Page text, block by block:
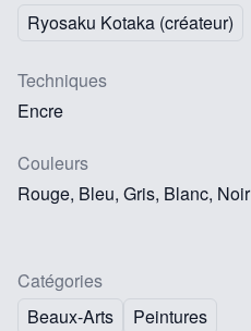
Ryosaku Kotaka (créateur)
Techniques
Encre
Couleurs
Rouge, Bleu, Gris, Blanc, Noir
Catégories
Beaux-Arts
Peintures